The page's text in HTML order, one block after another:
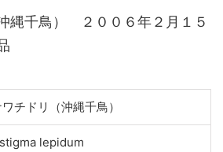
縄千鳥） ２００６年２月１５
チドリ（沖縄千鳥）
lepidum